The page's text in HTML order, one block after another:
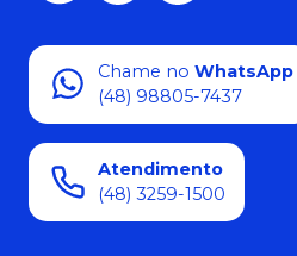
Chame no WhatsApp
(48) 98805-7437
Atendimento
(48) 3259-1500